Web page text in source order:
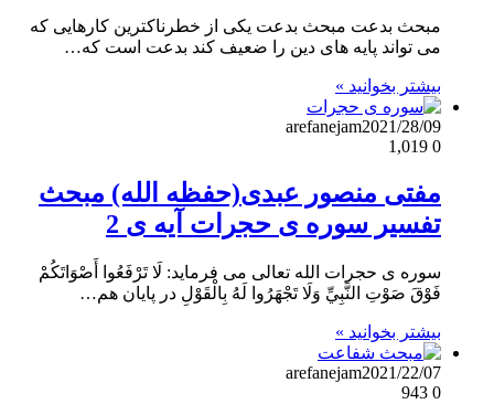
مبحث بدعت مبحث بدعت یکی از خطرناکترین کارهایی که
می تواند پایه های دین را ضعیف کند بدعت است که…
بیشتر بخوانید »
arefanejam2021/28/09
0
مفتی منصور عبدی(حفظه الله) مبحث
تفسیر سوره ی حجرات آیه ی 2
سوره ی حجرات الله تعالی می فرماید: لَا تَرْفَعُوا أَصْوَاتَكُمْ
فَوْقَ صَوْتِ النَّبِيِّ وَلَا تَجْهَرُوا لَهُ بِالْقَوْلِ در پایان هم…
بیشتر بخوانید »
arefanejam2021/22/07
0